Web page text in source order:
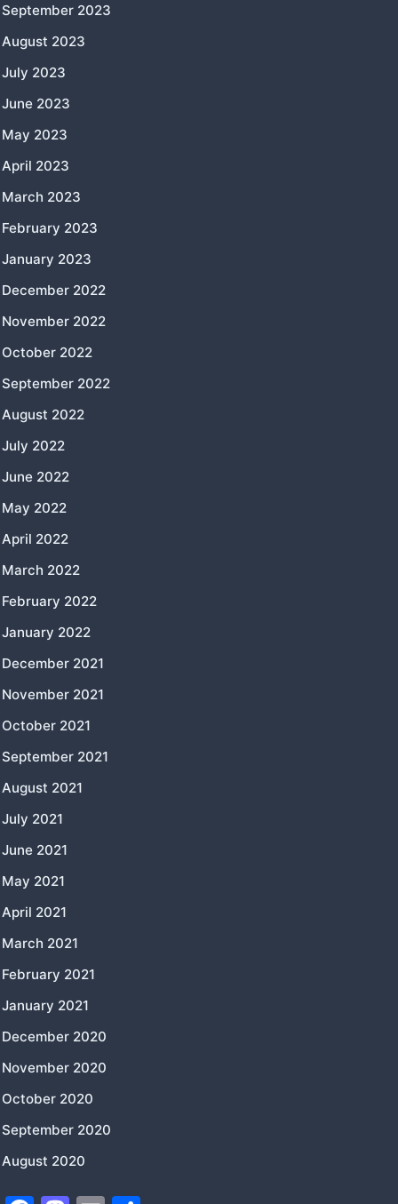
September 2023
August 2023
July 2023
June 2023
May 2023
April 2023
March 2023
February 2023
January 2023
December 2022
November 2022
October 2022
September 2022
August 2022
July 2022
June 2022
May 2022
April 2022
March 2022
February 2022
January 2022
December 2021
November 2021
October 2021
September 2021
August 2021
July 2021
June 2021
May 2021
April 2021
March 2021
February 2021
January 2021
December 2020
November 2020
October 2020
September 2020
August 2020